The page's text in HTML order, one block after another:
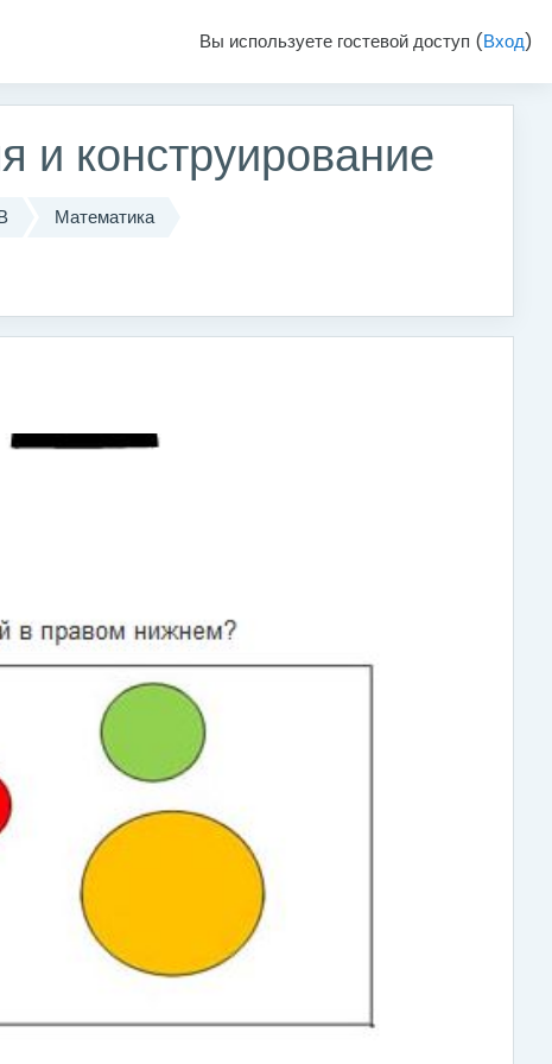
Вы используете гостевой доступ (Вход)
и конструирование
Математика